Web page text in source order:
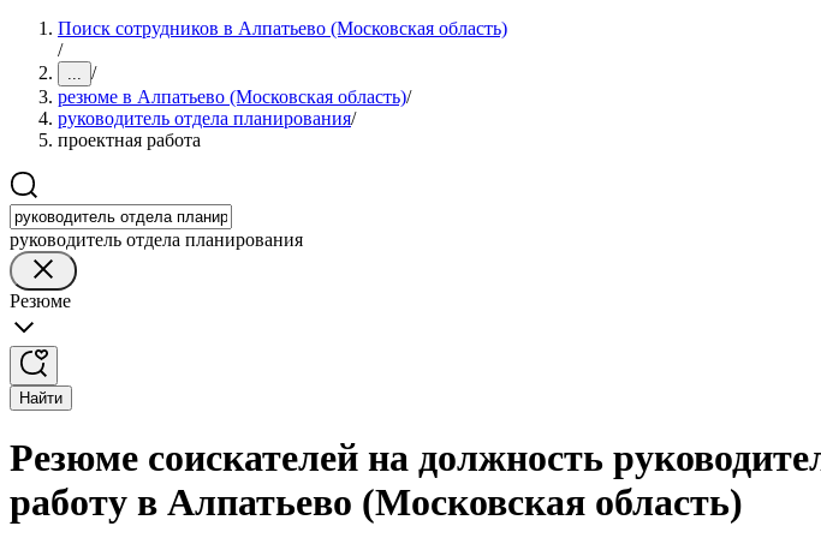
Поиск сотрудников в Алпатьево (Московская область)
/
... /
резюме в Алпатьево (Московская область)/
руководитель отдела планирования/
проектная работа
руководитель отдела планирования
Резюме
Найти
Резюме соискателей на должность
работу в Алпатьево (Московская область)